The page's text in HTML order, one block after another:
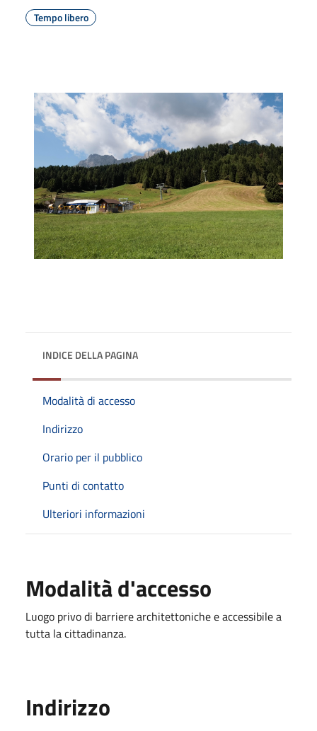
Tempo libero
INDICE DELLA PAGINA
Modalità di accesso
Indirizzo
Orario per il pubblico
Punti di contatto
Ulteriori informazioni
Modalità d'accesso
Luogo privo di barriere architettoniche e accessibile a
tutta la cittadinanza.
Indirizzo